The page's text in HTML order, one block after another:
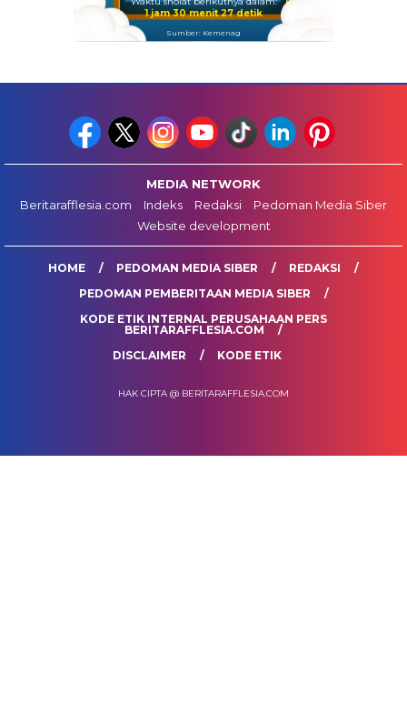
1 jam 30 menit 26 detik
Sumber: Kemenag
MEDIA NETWORK
Beritarafflesia.com
Indeks Redaksi
Pedoman Media Siber
Website development
HOME PEDOMAN MEDIA SIBER
REDAKSI
PEDOMAN PEMBERITAAN MEDIA SIBER
KODE ETIK INTERNAL PERUSAHAAN PERS
BERITARAFFLESIA.COM
DISCLAIMER
KODE ETIK
HAK CIPTA @ BERITARAFFLESIA.COM